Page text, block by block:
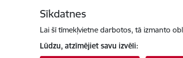
Sīkdatnes
Lai šī tīmekļvietne darbotos, tā izmanto
Lūdzu, atzīmējiet savu izvēli: